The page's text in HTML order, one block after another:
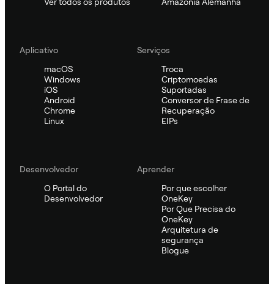
Aplicativo
macOS
Windows
iOS
Android
Chrome
Linux
Serviços
Troca
Criptomoedas
Suportadas
Conversor de Frase de
Recuperação
EIPs
Desenvolvedor
O Portal do
Desenvolvedor
Aprender
Por que escolher
OneKey
Por Que Precisa do
OneKey
Arquitetura de
segurança
Blogue